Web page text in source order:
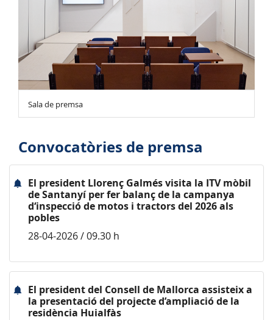
Sala de premsa
Convocatòries de premsa
El president Llorenç Galmés visita la ITV mòbil
de Santanyí per fer balanç de la campanya
d‘inspecció de motos i tractors del 2026 als
pobles
28-04-2026 / 09.30 h
El president del Consell de Mallorca assisteix a
la presentació del projecte d’ampliació de la
residència Huialfàs